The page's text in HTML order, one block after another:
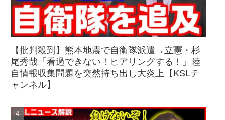
【批判殺到】熊本地震で自衛隊派遣→立憲・杉
尾秀哉「看過できない！ヒアリングする！」陸
自情報収集問題を突然持ち出し大炎上【KSLチ
ャンネル】